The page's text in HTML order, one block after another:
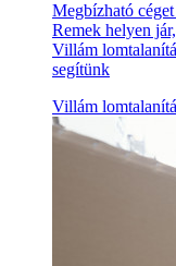
Megbízható
Remek helyen
Villám
segítünk
Villám